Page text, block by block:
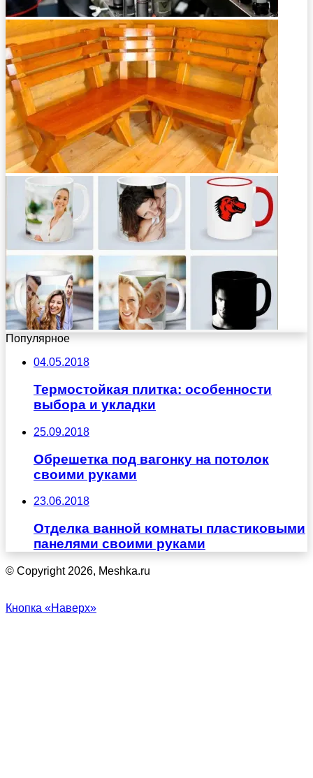
Популярное
04.05.2018
Термостойкая плитка: особенности
выбора и укладки
25.09.2018
Обрешетка под вагонку на потолок
своими руками
23.06.2018
Отделка ванной комнаты пластиковыми
панелями своими руками
© Copyright 2026, Meshka.ru
Кнопка «Наверх»